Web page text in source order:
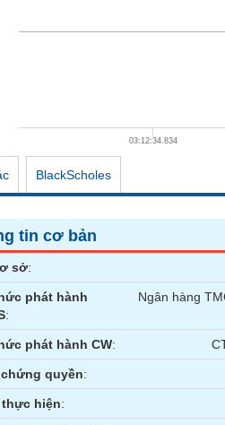
03:12:34.834
BlackScholes
tin cơ bản
sở:
phát hành
:
Ngân hàng
phát hành CW:
quyền:
thực hiện: